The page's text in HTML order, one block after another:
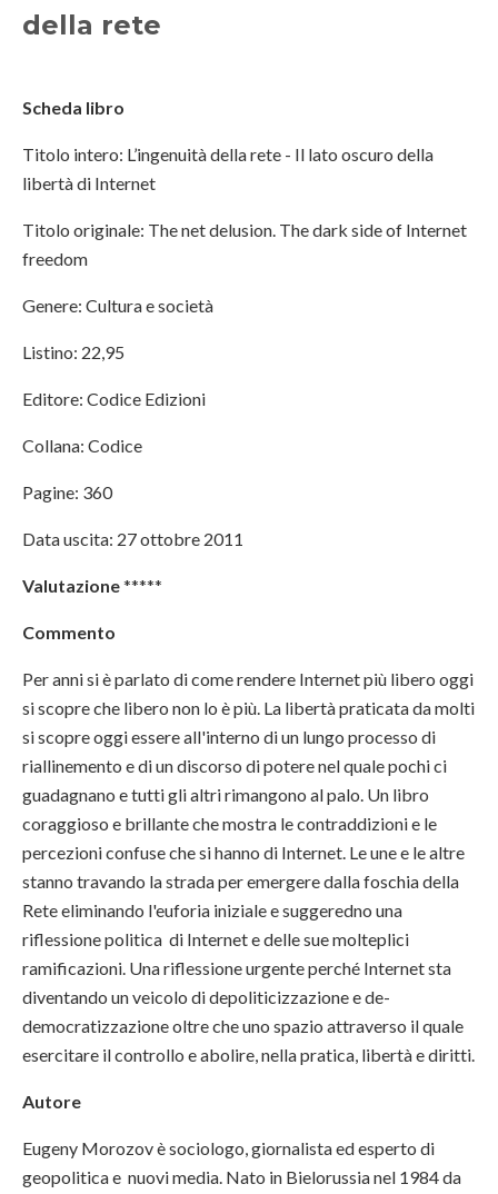
della rete
Scheda libro
Titolo intero: L’ingenuità della rete - Il lato oscuro della
libertà di Internet
Titolo originale: The net delusion. The dark side of Internet
freedom
Genere: Cultura e società
Listino: 22,95
Editore: Codice Edizioni
Collana: Codice
Pagine: 360
Data uscita: 27 ottobre 2011
Valutazione*****
Commento
Per anni si è parlato di come rendere Internet più libero oggi
si scopre che libero non lo è più. La libertà praticata da molti
si scopre oggi essere all'interno di un lungo processo di
riallinemento e di un discorso di potere nel quale pochi ci
guadagnano e tutti gli altri rimangono al palo. Un libro
coraggioso e brillante che mostra le contraddizioni e le
percezioni confuse che si hanno di Internet. Le une e le altre
stanno travando la strada per emergere dalla foschia della
Rete eliminando l'euforia iniziale e suggeredno una
riflessione politica di Internet e delle sue molteplici
ramificazioni. Una riflessione urgente perché Internet sta
diventando un veicolo di depoliticizzazione e de-
democratizzazione oltre che uno spazio attraverso il quale
esercitare il controllo e abolire, nella pratica, libertà e diritti.
Autore
Eugeny Morozov è sociologo, giornalista ed esperto di
geopolitica e nuovi media. Nato in Bielorussia nel 1984 da